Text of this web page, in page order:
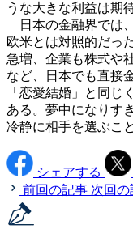
うな大きな利益は期
日本の金融界では
欧米とは対照的だっ
急増、企業も株式や
など、日本でも直接
「恋愛結婚」と同じ
ある。夢中になりす
冷静に相手を選ぶこ
シェアする
前回の記事 次回の